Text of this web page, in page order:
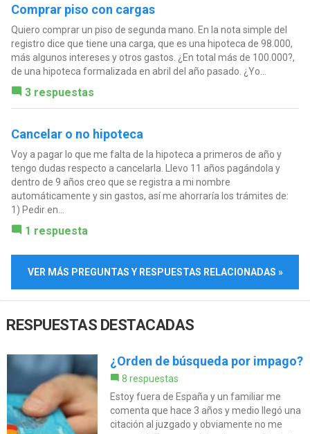
Comprar piso con cargas
Quiero comprar un piso de segunda mano. En la nota simple del
registro dice que tiene una carga, que es una hipoteca de 98.000,
más algunos intereses y otros gastos. ¿En total más de 100.000?,
de una hipoteca formalizada en abril del año pasado. ¿Yo...
3 respuestas
Cancelar o no hipoteca
Voy a pagar lo que me falta de la hipoteca a primeros de año y
tengo dudas respecto a cancelarla. Llevo 11 años pagándola y
dentro de 9 años creo que se registra a mi nombre
automáticamente y sin gastos, así me ahorraría los trámites de:
1) Pedir en...
1 respuesta
VER MÁS PREGUNTAS Y RESPUESTAS RELACIONADAS »
RESPUESTAS DESTACADAS
¿Orden de búsqueda por impago?
8 respuestas
Estoy fuera de España y un familiar me
comenta que hace 3 años y medio llegó una
citación al juzgado y obviamente no me